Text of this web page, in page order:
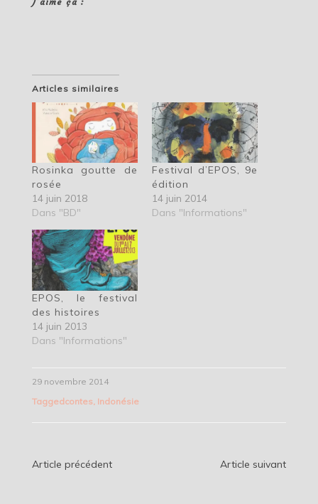
Articles similaires
Rosinka goutte de
rosée
14 juin 2018
Dans "BD"
Festival d’EPOS, 9e
édition
14 juin 2014
Dans "Informations"
EPOS, le festival
des histoires
14 juin 2013
Dans "Informations"
29 novembre 2014
Taggedcontes Indonésie
Navigation
Article précédent Article suivant